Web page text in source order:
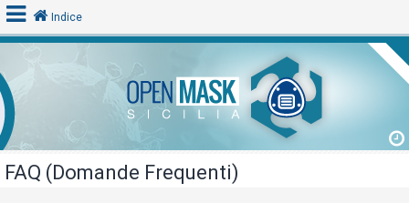
o
g
i
n
Indice
FAQ (Domande Frequenti)